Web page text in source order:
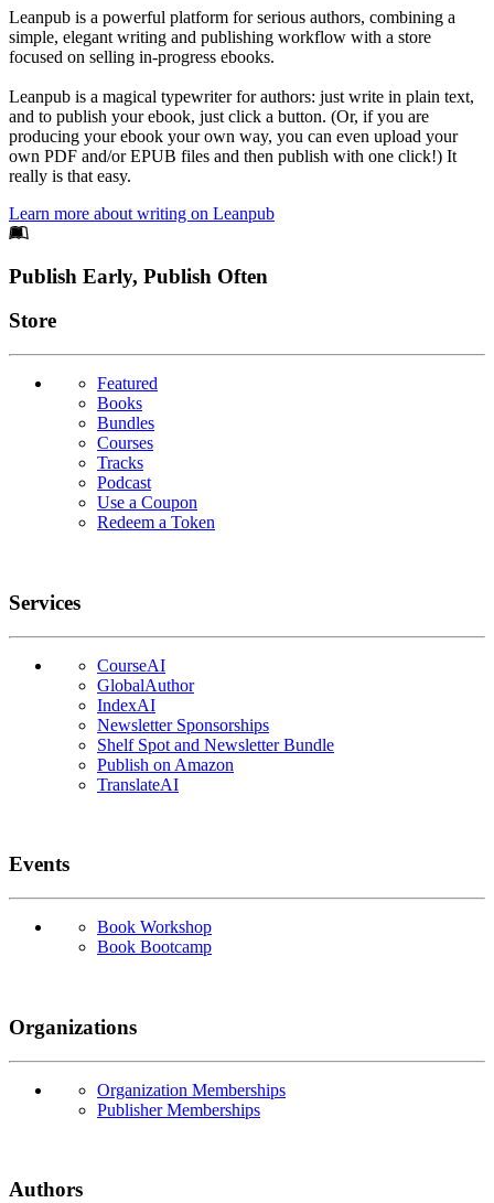
Leanpub is a powerful platform for serious authors, combining a
simple, elegant writing and publishing workflow with a store
focused on selling in-progress ebooks.
Leanpub is a magical typewriter for authors: just write in plain text,
and to publish your ebook, just click a button. (Or, if you are
producing your ebook your own way, you can even upload your
own PDF and/or EPUB files and then publish with one click!) It
really is that easy.
Learn more about writing on Leanpub
Footer
Publish Early, Publish Often
Links
Store
Featured
Books
Bundles
Courses
Tracks
Podcast
Use a Coupon
Redeem a Token
Services
CourseAI
GlobalAuthor
IndexAI
Newsletter Sponsorships
Shelf Spot and Newsletter Bundle
Publish on Amazon
TranslateAI
Events
Book Workshop
Book Bootcamp
Organizations
Organization Memberships
Publisher Memberships
Authors